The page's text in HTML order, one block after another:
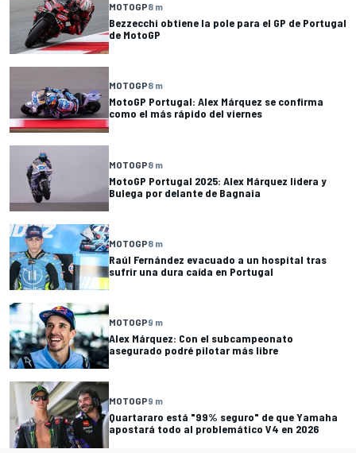
MOTOGP8 m
Bezzecchi obtiene la pole para el GP de Portugal
de MotoGP
MOTOGP8 m
MotoGP Portugal: Alex Márquez se confirma
como el más rápido del viernes
MOTOGP8 m
MotoGP Portugal 2025: Alex Márquez lidera y
Bulega por delante de Bagnaia
MOTOGP8 m
Raúl Fernández evacuado a un hospital tras
sufrir una dura caída en Portugal
MOTOGP9 m
Alex Márquez: Con el subcampeonato
asegurado podré pilotar más libre
MOTOGP9 m
Quartararo está "99% seguro" de que Yamaha
apostará todo al problemático V4 en 2026